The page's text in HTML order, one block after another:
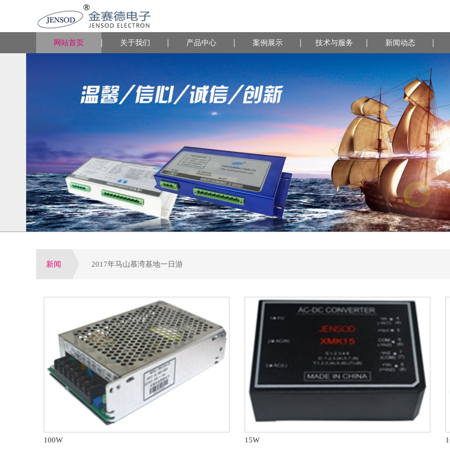
网站首页 关于我们 产品中心 案例展示 技术与服务 新闻动态
新闻 2017年马山慕湾基地一日游
公司荣获电气行业优选潜力品牌，配电领域十大优选配套供应商
参加第四届电力行业变配电及电能质量专业技术交流会
第八届配电自动化技术应用论坛于大连圆满落下帷幕
100W 15W